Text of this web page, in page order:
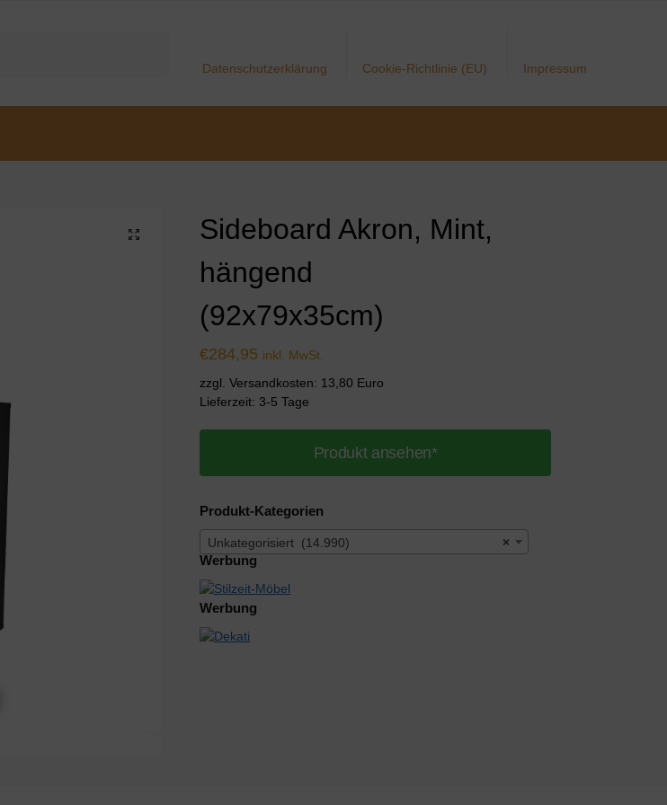
Datenschutzerklärung Cookie-Richtlinie (EU) Impressum
Sideboard Akron, Mint,
hängend
(92x79x35cm)
€284,95 inkl. MwSt.
zzgl. Versandkosten: 13,80 Euro
Lieferzeit: 3-5 Tage
Produkt ansehen*
Produkt-Kategorien
×
Unkategorisiert (14.990)
Werbung
Werbung